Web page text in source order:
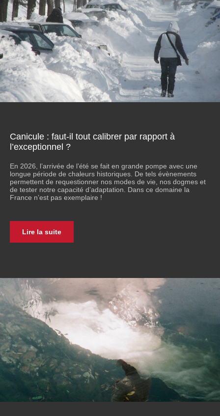
Canicule : faut-il tout calibrer par rapport à
l’exceptionnel ?
En 2026, l’arrivée de l’été se fait en grande pompe avec une
longue période de chaleurs historiques. De tels évènements
permettent de requestionner nos modes de vie, nos dogmes et
de tester notre capacité d’adaptation. Dans ce domaine la
France n’est pas exemplaire !
Lire la suite